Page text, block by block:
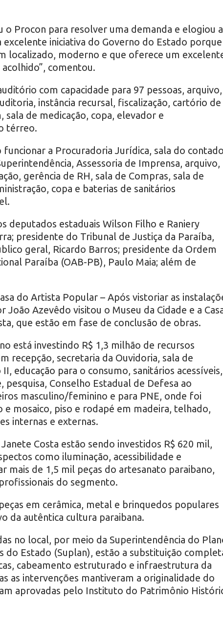
o Procon para resolver uma demanda e elogiou a
excelente iniciativa do Governo do Estado porque
localizado, moderno e que oferece um
comentou.
com capacidade para 97 pessoas, arquivo,
instância recursal, fiscalização, cartório de
sala de medicação, copa, elevador e
térreo.
a Procuradoria Jurídica, sala do
Assessoria de Imprensa, arquivo,
gerência de RH, sala de Compras, sala de
copa e baterias de sanitários
deputados estaduais Wilson Filho e Raniery
presidente do Tribunal de Justiça da Paraíba,
geral, Ricardo Barros; presidente da Ordem
Paraíba (OAB-PB), Paulo Maia; além de
do Artista Popular – Após vistoriar as
Azevêdo visitou o Museu da Cidade e a
que estão em fase de conclusão de obras.
está investindo R$ 1,3 milhão de recursos
recepção, secretaria da Ouvidoria, sala de
educação para o consumo, sanitários acessíveis,
Conselho Estadual de Defesa ao
masculino/feminino e para PNE, onde foi
mosaico, piso e rodapé em madeira, telhado,
internas e externas.
Costa estão sendo investidos R$ 620 mil,
como iluminação, acessibilidade e
mais de 1,5 mil peças do artesanato paraibano,
do segmento.
em cerâmica, metal e brinquedos populares
da autêntica cultura paraibana.
no local, por meio da Superintendência do
do Estado (Suplan), estão a substituição
cabeamento estruturado e infraestrutura da
as intervenções mantiveram a originalidade do
aprovadas pelo Instituto do Patrimônio